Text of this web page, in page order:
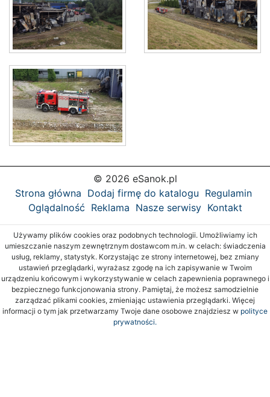
© 2026 eSanok.pl
Strona główna Dodaj firmę do katalogu Regulamin
Oglądalność Reklama Nasze serwisy Kontakt
Używamy plików cookies oraz podobnych technologii. Umożliwiamy ich
umieszczanie naszym zewnętrznym dostawcom m.in. w celach: świadczenia
usług, reklamy, statystyk. Korzystając ze strony internetowej, bez zmiany
ustawień przeglądarki, wyrażasz zgodę na ich zapisywanie w Twoim
urządzeniu końcowym i wykorzystywanie w celach zapewnienia poprawnego i
bezpiecznego funkcjonowania strony. Pamiętaj, że możesz samodzielnie
zarządzać plikami cookies, zmieniając ustawienia przeglądarki. Więcej
informacji o tym jak przetwarzamy Twoje dane osobowe znajdziesz w polityce
prywatności.